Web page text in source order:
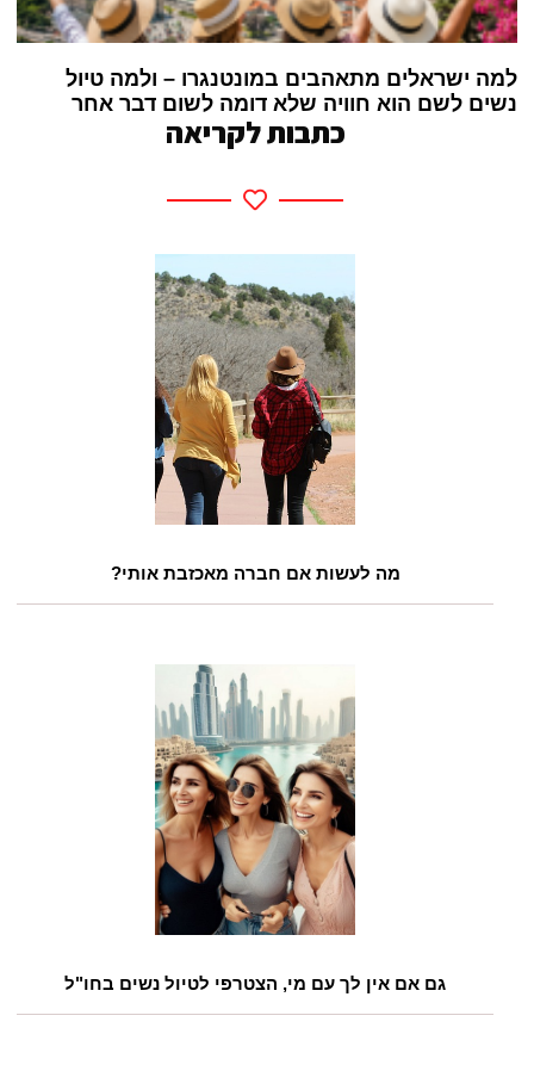
למה ישראלים מתאהבים במונטנגרו – ולמה טיול
נשים לשם הוא חוויה שלא דומה לשום דבר אחר
כתבות לקריאה
מה לעשות אם חברה מאכזבת אותי?
גם אם אין לך עם מי, הצטרפי לטיול נשים בחו"ל